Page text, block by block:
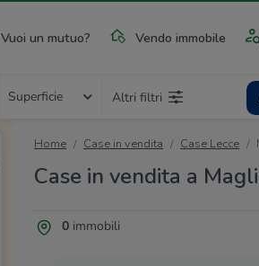
Vuoi un mutuo? Vendo immobile
Superficie Altri filtri
Home Case in vendita Case Lecce
Case in vendita a
0immobili